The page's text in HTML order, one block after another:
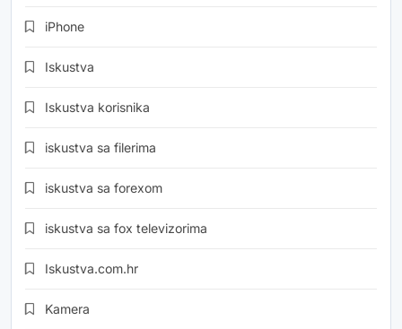
iPhone
Iskustva
Iskustva korisnika
iskustva sa filerima
iskustva sa forexom
iskustva sa fox televizorima
Iskustva.com.hr
Kamera